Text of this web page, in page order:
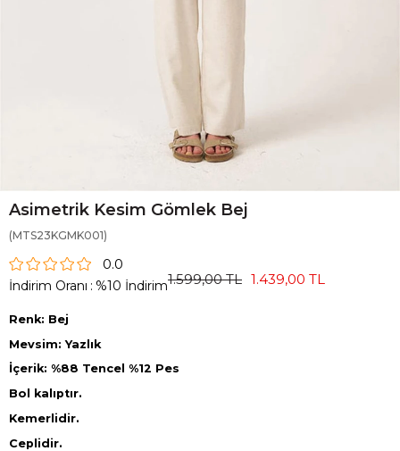
Asimetrik Kesim Gömlek Bej
(MTS23KGMK001)
0.0
İndirim Oranı : %10 İndirim1.599,00 TL 1.439,00 TL
Renk: Bej
Mevsim: Yazlık
İçerik: %88 Tencel %12 Pes
Bol kalıptır.
Kemerlidir.
Ceplidir.